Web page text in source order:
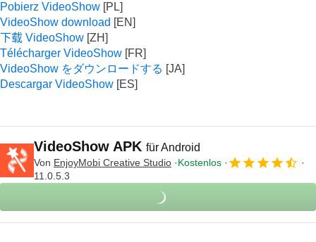
Pobierz VideoShow
VideoShow download
下载 VideoShow
Télécharger VideoShow
VideoShow をダウンロードする
Descargar VideoShow
VideoShow APK für Android
Von EnjoyMobi Creative Studio
Kostenlos
11.0.5.3